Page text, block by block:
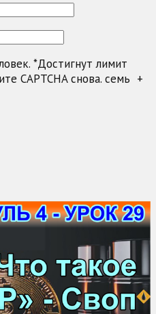
*Достигнут лимит
CAPTCHA снова. семь +